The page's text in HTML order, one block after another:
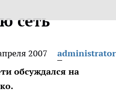
сеть
2007
administrator
обсуждался на